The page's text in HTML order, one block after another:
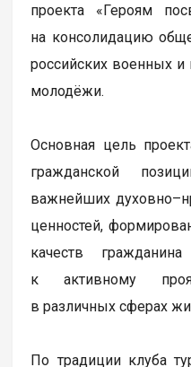
проекта «Героям
на консолидацию
российских военных и
молодёжи.
Основная цель
гражданской
важнейших
ценностей,
качеств
к активному
в различных сферах
По традиции клуба